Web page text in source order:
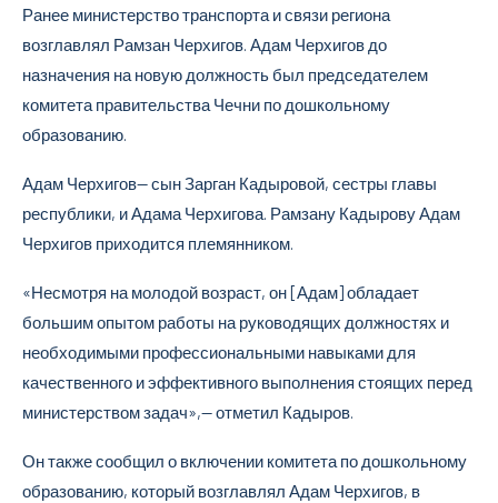
Ранее министерство транспорта и связи региона
возглавлял Рамзан Черхигов. Адам Черхигов до
назначения на новую должность был председателем
комитета правительства Чечни по дошкольному
образованию.
Адам Черхигов— сын Зарган Кадыровой, сестры главы
республики, и Адама Черхигова. Рамзану Кадырову Адам
Черхигов приходится племянником.
«Несмотря на молодой возраст, он [Адам] обладает
большим опытом работы на руководящих должностях и
необходимыми профессиональными навыками для
качественного и эффективного выполнения стоящих перед
министерством задач»,— отметил Кадыров.
Он также сообщил о включении комитета по дошкольному
образованию, который возглавлял Адам Черхигов, в